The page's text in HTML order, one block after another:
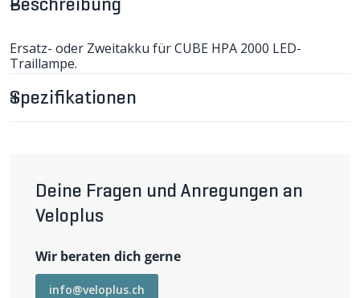
Beschreibung
Ersatz- oder Zweitakku für CUBE HPA 2000 LED-
Traillampe.
Kapazität: 3400 mAh
Spezifikationen
Deine Fragen und Anregungen an
Veloplus
Wir beraten dich gerne
info@veloplus.ch